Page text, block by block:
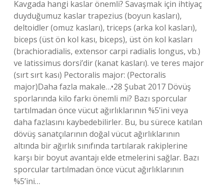
Kavgada hangi kaslar önemli? Savaşmak için ihtiyaç
duyduğumuz kaslar trapezius (boyun kasları),
deltoidler (omuz kasları), triceps (arka kol kasları),
biceps (üst ön kol kası, biceps), üst ön kol kasları
(brachioradialis, extensor carpi radialis longus, vb.)
ve latissimus dorsi’dir (kanat kasları). ve teres major
(sırt sırt kası) Pectoralis major: (Pectoralis
major)Daha fazla makale…•28 Şubat 2017 Dövüş
sporlarında kilo farkı önemli mi? Bazı sporcular
tartılmadan önce vücut ağırlıklarının %5’ini veya
daha fazlasını kaybedebilirler. Bu, bu sürece katılan
dövüş sanatçılarının doğal vücut ağırlıklarının
altında bir ağırlık sınıfında tartılarak rakiplerine
karşı bir boyut avantajı elde etmelerini sağlar. Bazı
sporcular tartılmadan önce vücut ağırlıklarının
%5’ini…